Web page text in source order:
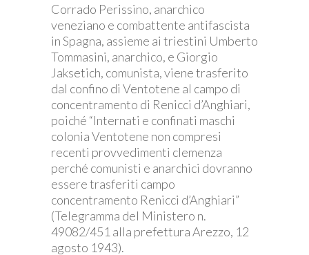
Corrado Perissino, anarchico
veneziano e combattente antifascista
in Spagna, assieme ai triestini Umberto
Tommasini, anarchico, e Giorgio
Jaksetich, comunista, viene trasferito
dal confino di Ventotene al campo di
concentramento di Renicci d’Anghiari,
poiché “Internati e confinati maschi
colonia Ventotene non compresi
recenti provvedimenti clemenza
perché comunisti e anarchici dovranno
essere trasferiti campo
concentramento Renicci d’Anghiari”
(Telegramma del Ministero n.
49082/451 alla prefettura Arezzo, 12
agosto 1943).